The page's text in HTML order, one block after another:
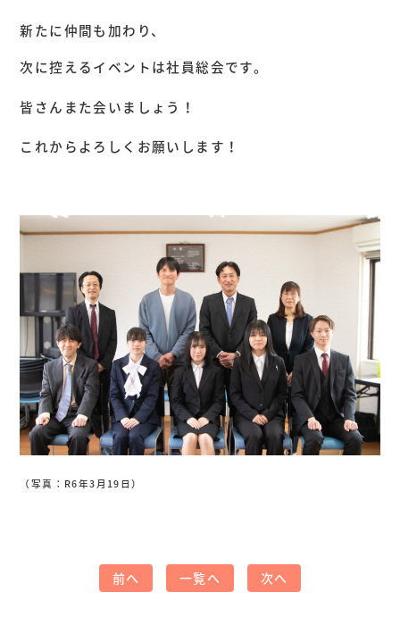
新たに仲間も加わり、
次に控えるイベントは社員総会です。
皆さんまた会いましょう！
これからよろしくお願いします！
（写真：R6年3月19日）
前へ 一覧へ 次へ